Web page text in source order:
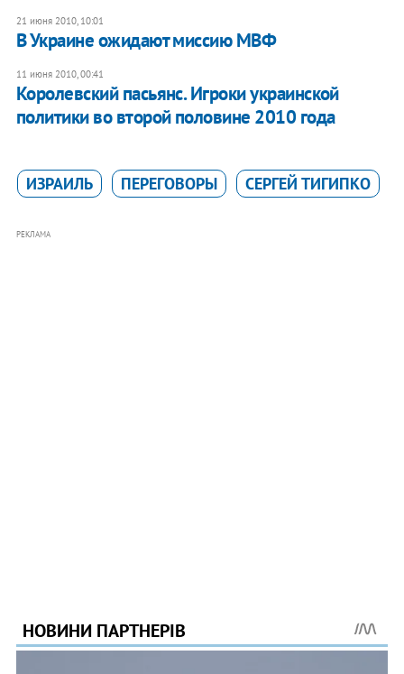
21 июня 2010, 10:01
В Украине ожидают миссию МВФ
11 июня 2010, 00:41
Королевский пасьянс. Игроки украинской
политики во второй половине 2010 года
ИЗРАИЛЬ ПЕРЕГОВОРЫ СЕРГЕЙ ТИГИПКО
РЕКЛАМА